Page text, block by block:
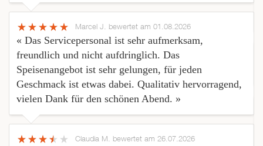
Marcel J. bewertet am 01.08.2026
« Das Servicepersonal ist sehr aufmerksam,
freundlich und nicht aufdringlich. Das
Speisenangebot ist sehr gelungen, für jeden
Geschmack ist etwas dabei. Qualitativ hervorragend,
vielen Dank für den schönen Abend. »
Claudia M. bewertet am 26.07.2026